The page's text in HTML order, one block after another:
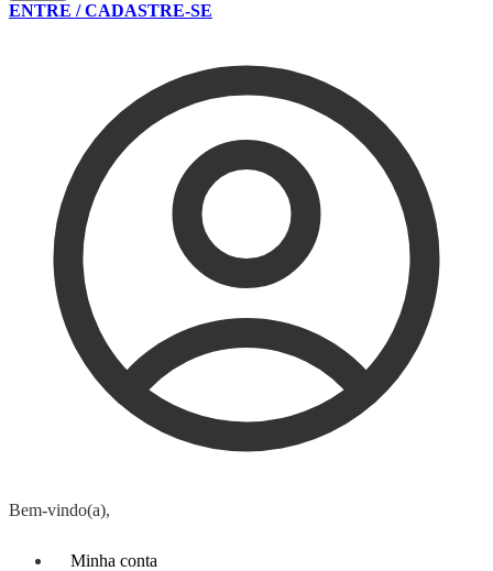
ENTRE / CADASTRE-SE
Bem-vindo(a),
Minha conta